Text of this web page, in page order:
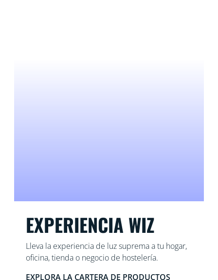
EXPERIENCIA WIZ
Lleva la experiencia de luz suprema a tu hogar,
oficina, tienda o negocio de hostelería.
EXPLORA LA CARTERA DE PRODUCTOS